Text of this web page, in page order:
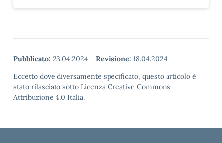
Pubblicato: 23.04.2024 - Revisione: 18.04.2024
Eccetto dove diversamente specificato, questo articolo è
stato rilasciato sotto Licenza Creative Commons
Attribuzione 4.0 Italia.